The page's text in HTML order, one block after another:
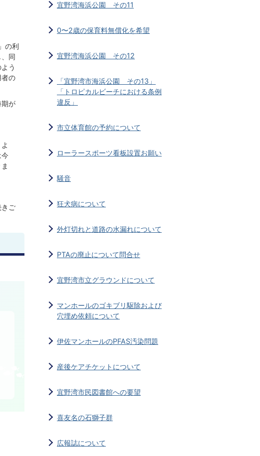
の利
同
う
の
期が
ご
宜野湾海浜公園 その11
0〜2歳の保育料無償化を希望
宜野湾海浜公園 その12
「宜野湾市海浜公園 その13」
「トロピカルビーチにおける条例
違反」
市立体育館の予約について
ローラースポーツ看板設置お願い
騒音
狂犬病について
外灯切れと道路の水漏れについて
PTAの廃止について問合せ
宜野湾市立グラウンドについて
マンホールのゴキブリ駆除および
穴埋め依頼について
伊佐マンホールのPFAS汚染問題
産後ケアチケットについて
宜野湾市民図書館への要望
喜友名の石獅子群
広報誌について